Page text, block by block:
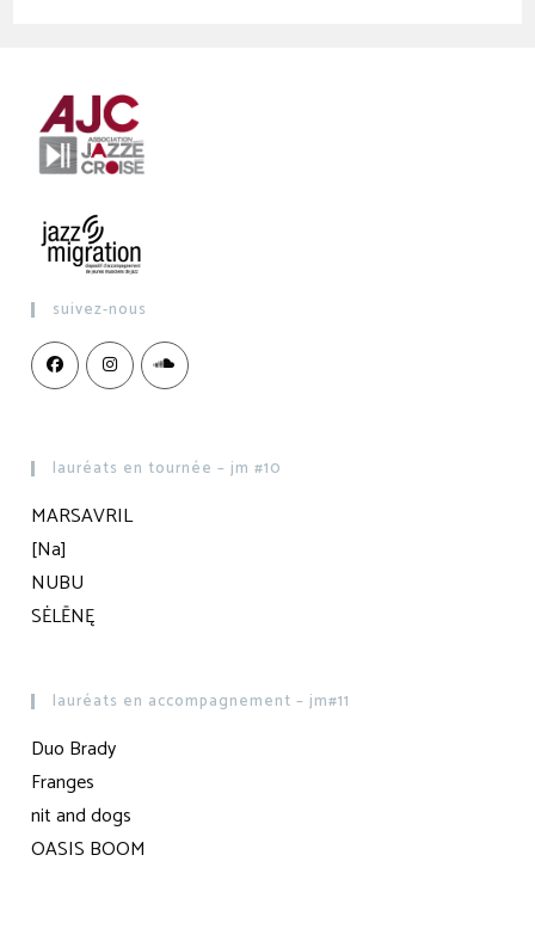
suivez-nous
lauréats en tournée – jm #10
MARSAVRIL
[Na]
NUBU
SĖLĒNĘ
lauréats en accompagnement – jm#11
Duo Brady
Franges
nit and dogs
OASIS BOOM